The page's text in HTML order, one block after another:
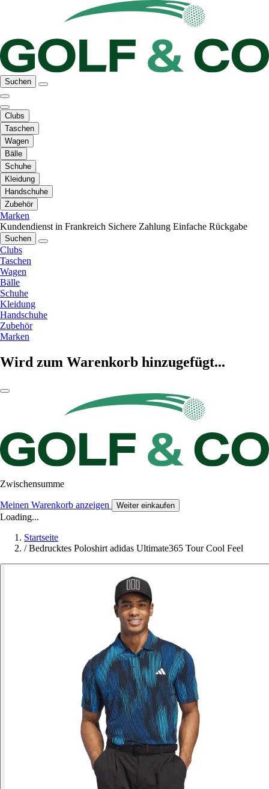
Suchen
Clubs
Taschen
Wagen
Bälle
Schuhe
Kleidung
Handschuhe
Zubehör
Marken
Kundendienst in Frankreich Sichere Zahlung Einfache Rückgabe
Suchen
Clubs
Taschen
Wagen
Bälle
Schuhe
Kleidung
Handschuhe
Zubehör
Marken
Wird zum Warenkorb hinzugefügt...
Zwischensumme
Meinen Warenkorb anzeigen Weiter einkaufen
Loading...
Startseite
/ Bedrucktes Poloshirt adidas Ultimate365 Tour Cool Feel